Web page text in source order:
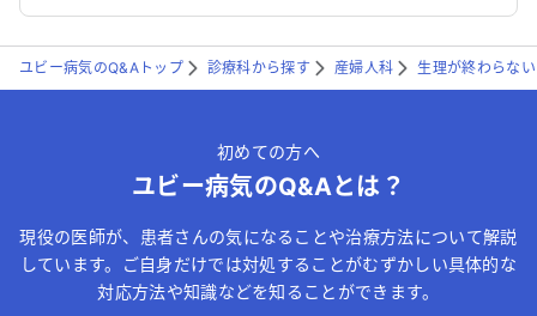
ユビー病気のQ&Aトップ 診療科から探す 産婦人科 生理が終わらない
初めての方へ
ユビー病気のQ&Aとは？
現役の医師が、患者さんの気になることや治療方法について解説
しています。ご自身だけでは対処することがむずかしい具体的な
対応方法や知識などを知ることができます。